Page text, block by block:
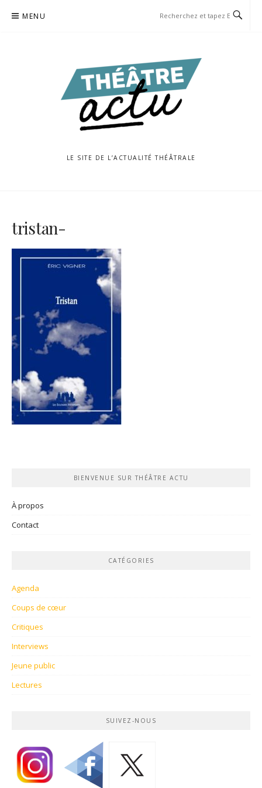
MENU
LE SITE DE L’ACTUALITÉ THÉÂTRALE
tristan-
BIENVENUE SUR THÉÂTRE ACTU
À propos
Contact
CATÉGORIES
Agenda
Coups de cœur
Critiques
Interviews
Jeune public
Lectures
SUIVEZ-NOUS